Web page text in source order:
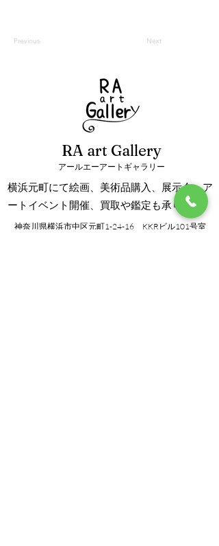
Previous Next
RA art Gallery
アールエーアートギャラリー
横浜元町にて絵画、美術品購入、展示会、ア
ートイベント開催、買取や鑑定も承ります。
神奈川県横浜市中区元町1-24-16 KKRビル101号室